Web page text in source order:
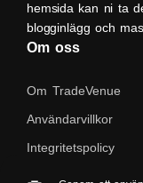
hemsida kan ni ta
blogginlägg och
Om oss
Om TradeVenue
Användarvillkor
Integritetspolicy